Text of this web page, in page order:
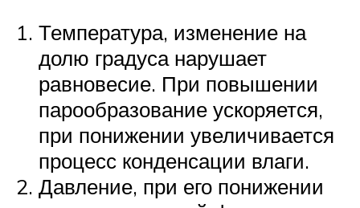
Температура, изменение на
долю градуса нарушает
равновесие. При повышении
парообразование ускоряется,
при понижении увеличивается
процесс конденсации влаги.
Давление, при его понижении